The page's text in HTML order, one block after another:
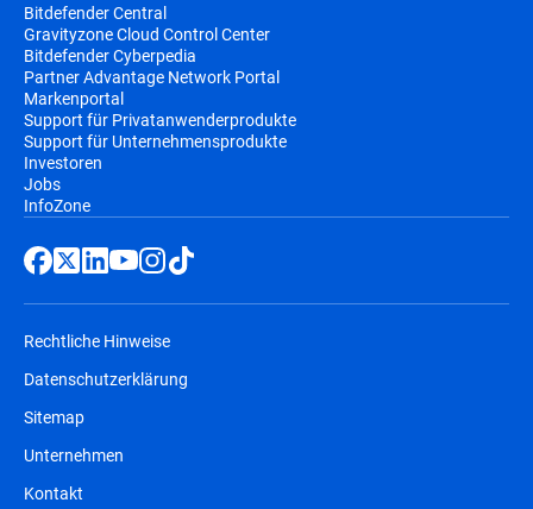
Bitdefender Central
Gravityzone Cloud Control Center
Bitdefender Cyberpedia
Partner Advantage Network Portal
Markenportal
Support für Privatanwenderprodukte
Support für Unternehmensprodukte
Investoren
Jobs
InfoZone
Rechtliche Hinweise
Datenschutzerklärung
Sitemap
Unternehmen
Kontakt